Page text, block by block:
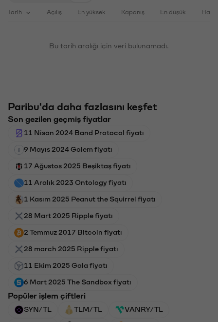
Tarih Açılış En yüksek Kapanış En düşük
Bu tarih aralığı için veri bulunamadı.
Paribu'da daha fazlasını keşfet
Son gezilen geçmiş fiyatlar
11 Nisan 2024 Band Protocol fiyatı
9 Mayıs 2024 Golem fiyatı
17 Ağustos 2025 Beşiktaş fiyatı
11 Aralık 2023 Ontology fiyatı
1 Kasım 2025 Peanut the Squirrel fiyatı
28 Mart 2025 Ripple fiyatı
2 Temmuz 2017 Bitcoin fiyatı
28 march 2025 Ripple fiyatı
11 Ekim 2025 Gala fiyatı
6 Mart 2025 The Sandbox fiyatı
Popüler işlem çiftleri
SYN/TL TLM/TL VANRY/TL